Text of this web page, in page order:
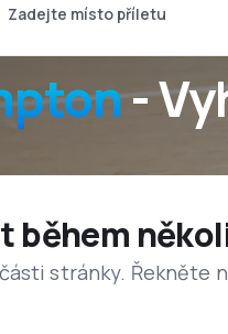
-
během
stránky. Řekněte